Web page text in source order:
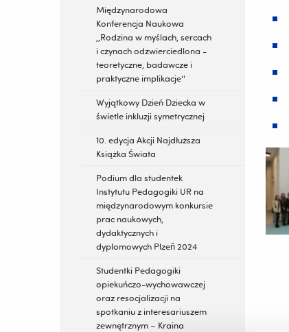
Międzynarodowa
Konferencja Naukowa
,,Rodzina w myślach, sercach
i czynach odzwierciedlona -
teoretyczne, badawcze i
praktyczne implikacje''
Wyjątkowy Dzień Dziecka w
świetle inkluzji symetrycznej
10. edycja Akcji Najdłuższa
Książka Świata
Podium dla studentek
Instytutu Pedagogiki UR na
międzynarodowym konkursie
prac naukowych,
dydaktycznych i
dyplomowych Plzeň 2024
Studentki Pedagogiki
opiekuńczo-wychowawczej
oraz resocjalizacji na
spotkaniu z interesariuszem
zewnętrznym – Kraina